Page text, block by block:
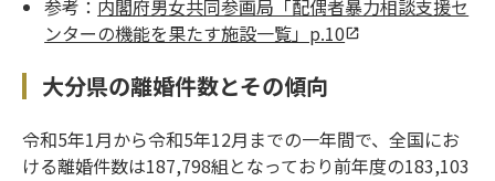
参考： 内閣府男女共同参画局「配偶者暴力相談支援セ
ンターの機能を果たす施設一覧」p.10
大分県の離婚件数とその傾向
令和5年1月から令和5年12月までの一年間で、全国にお
ける離婚件数は187,798組となっており前年度の183,103